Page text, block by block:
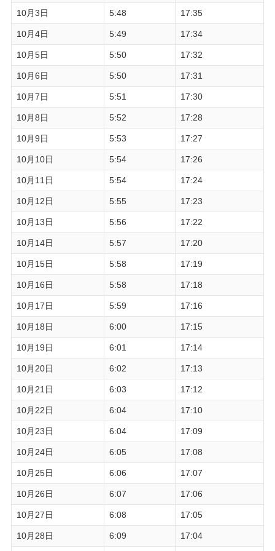
10月3日 5:48 17:35
10月4日 5:49 17:34
10月5日 5:50 17:32
10月6日 5:50 17:31
10月7日 5:51 17:30
10月8日 5:52 17:28
10月9日 5:53 17:27
10月10日 5:54 17:26
10月11日 5:54 17:24
10月12日 5:55 17:23
10月13日 5:56 17:22
10月14日 5:57 17:20
10月15日 5:58 17:19
10月16日 5:58 17:18
10月17日 5:59 17:16
10月18日 6:00 17:15
10月19日 6:01 17:14
10月20日 6:02 17:13
10月21日 6:03 17:12
10月22日 6:04 17:10
10月23日 6:04 17:09
10月24日 6:05 17:08
10月25日 6:06 17:07
10月26日 6:07 17:06
10月27日 6:08 17:05
10月28日 6:09 17:04